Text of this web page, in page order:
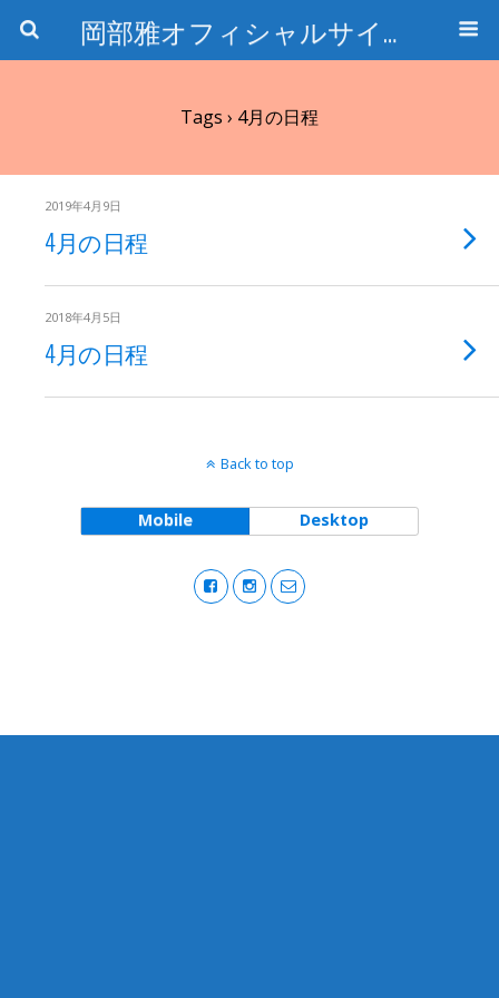
岡部雅オフィシャルサイト〜石の魅惑と数字のトリコ〜
Tags › 4月の日程
2019年4月9日
4月の日程
2018年4月5日
4月の日程
Back to top
Mobile Desktop